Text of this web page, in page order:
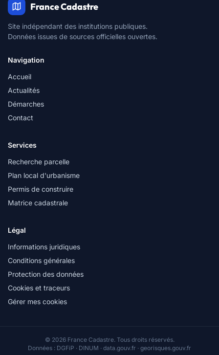
France Cadastre
Site indépendant des institutions publiques.
Données issues de sources officielles ouvertes.
Navigation
Accueil
Actualités
Démarches
Contact
Services
Recherche parcelle
Plan local d'urbanisme
Permis de construire
Matrice cadastrale
Légal
Informations juridiques
Conditions générales
Protection des données
Cookies et traceurs
Gérer mes cookies
© 2026 France Cadastre. Tous droits réservés.
Données : DGFiP · DINUM · data.gouv.fr · georisques.gouv.fr